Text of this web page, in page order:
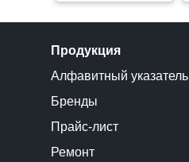
Продукция
Алфавитный указатель
Бренды
Прайс-лист
Ремонт